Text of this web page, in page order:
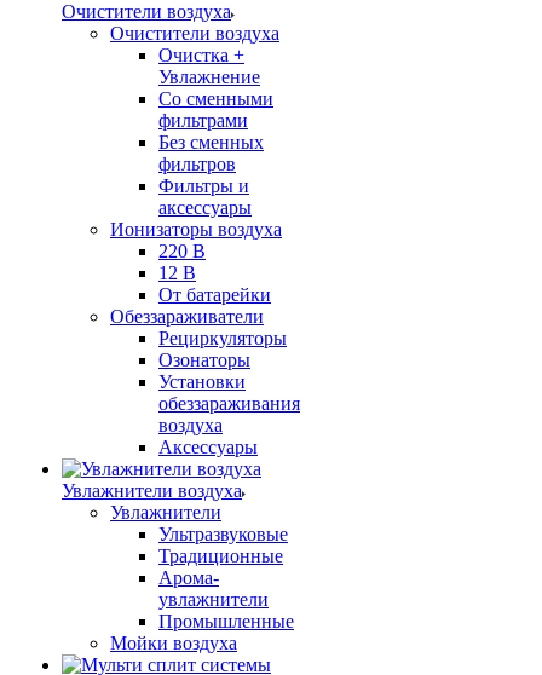
Очистители воздуха
Очистители воздуха
Очистка +
Увлажнение
Cо сменными
фильтрами
Без сменных
фильтров
Фильтры и
аксессуары
Ионизаторы воздуха
220 В
12 В
От батарейки
Обеззараживатели
Рециркуляторы
Озонаторы
Установки
обеззараживания
воздуха
Аксессуары
Увлажнители воздуха
Увлажнители
Ультразвуковые
Традиционные
Арома-
увлажнители
Промышленные
Мойки воздуха